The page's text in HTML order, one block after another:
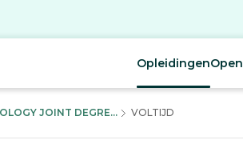
Opleidingen
JOINT DEGRE... VOLTIJD